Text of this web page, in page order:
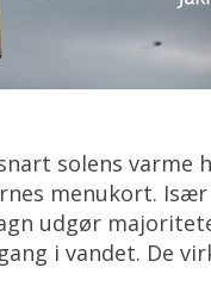
solens varme
menukort. Især
udgør
i vandet. De